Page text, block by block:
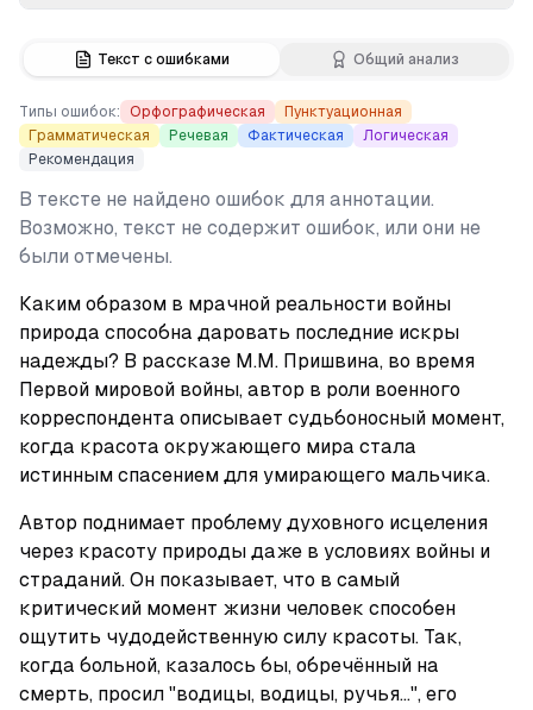
Текст с ошибками Общий анализ
Типы ошибок: Орфографическая
Пунктуационная
Грамматическая
Речевая Фактическая
Логическая
Рекомендация
В тексте не найдено ошибок для аннотации.
Возможно, текст не содержит ошибок, или они не
были отмечены.
Каким образом в мрачной реальности войны
природа способна даровать последние искры
надежды? В рассказе М.М. Пришвина, во время
Первой мировой войны, автор в роли военного
корреспондента описывает судьбоносный момент,
когда красота окружающего мира стала
истинным спасением для умирающего мальчика.
Автор поднимает проблему духовного исцеления
через красоту природы даже в условиях войны и
страданий. Он показывает, что в самый
критический момент жизни человек способен
ощутить чудодейственную силу красоты. Так,
когда больной, казалось бы, обречённый на
смерть, просил "водицы, водицы, ручья…", его